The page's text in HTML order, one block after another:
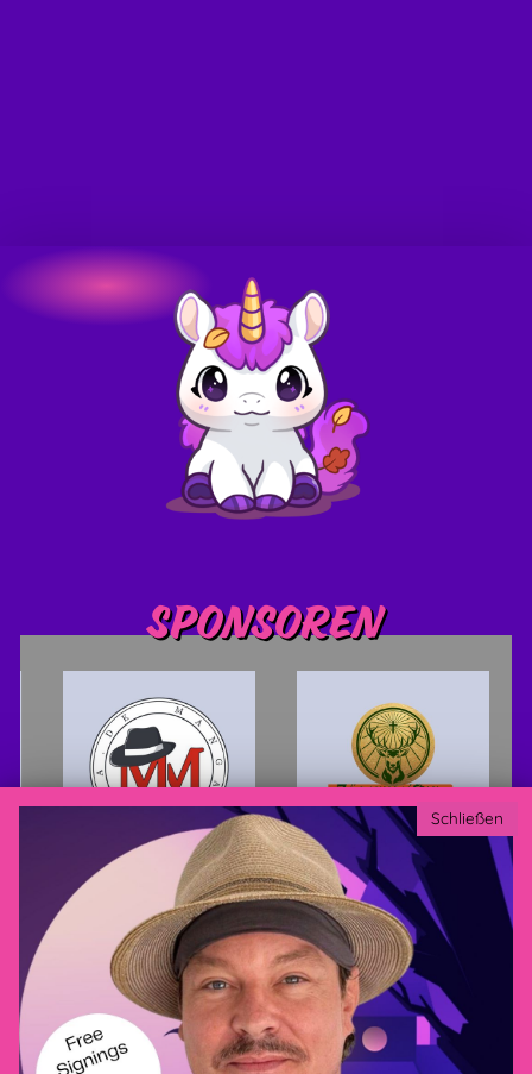
Schließen
Sponsoren
Datenschutzerklärung AGB